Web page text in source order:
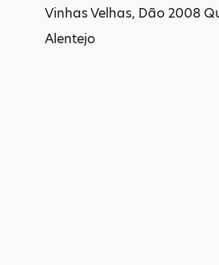
Vinhas Velhas, Dão 2008
Alentejo